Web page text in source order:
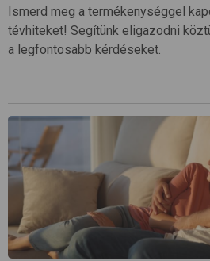
Ismerd meg a termékenységgel
tévhiteket! Segítünk eligazodni
a legfontosabb kérdéseket.